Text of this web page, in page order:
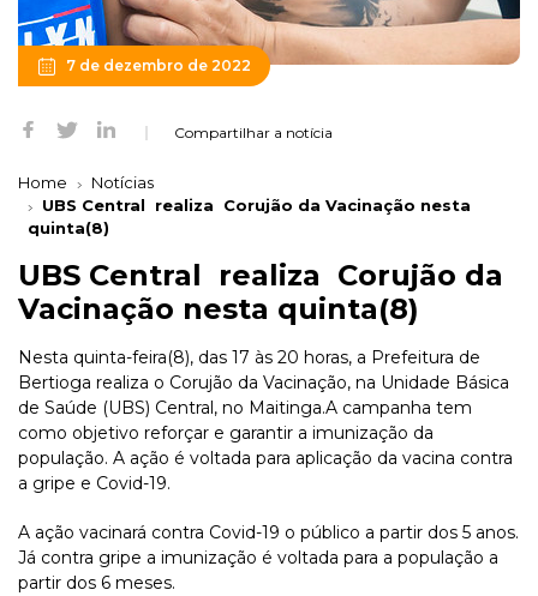
7 de dezembro de 2022
Compartilhar a notícia
Home
Notícias
UBS Central realiza Corujão da Vacinação nesta
quinta(8)
UBS Central realiza Corujão da
Vacinação nesta quinta(8)
Nesta quinta-feira(8), das 17 às 20 horas, a Prefeitura de
Bertioga realiza o Corujão da Vacinação, na Unidade Básica
de Saúde (UBS) Central, no Maitinga.A campanha tem
como objetivo reforçar e garantir a imunização da
população. A ação é voltada para aplicação da vacina contra
a gripe e Covid-19.
A ação vacinará contra Covid-19 o público a partir dos 5 anos.
Já contra gripe a imunização é voltada para a população a
partir dos 6 meses.